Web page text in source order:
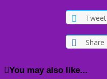
Tweet
Share
You may also like...